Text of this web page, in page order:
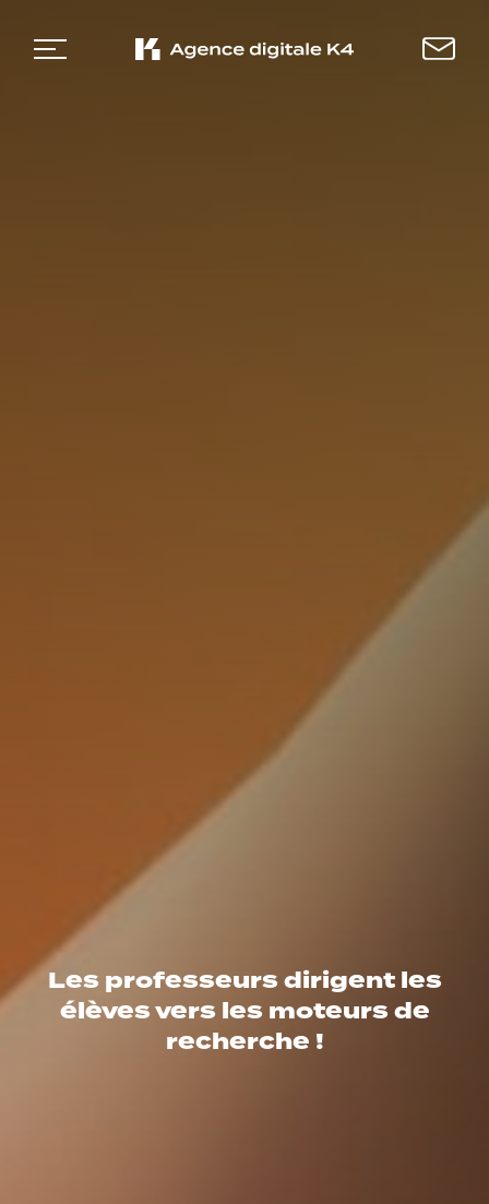
Les professeurs dirigent les
élèves vers les moteurs de
recherche !